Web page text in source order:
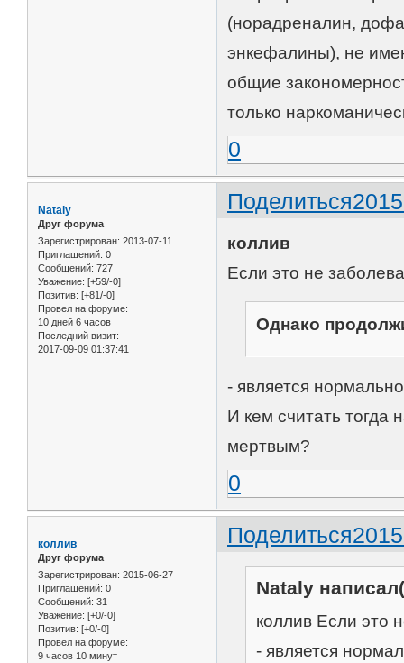
(норадреналин,
энкефалины), не
общие
только
0
Поделиться
Nataly
Друг форума
Зарегистрирован: 2013-07-11
Приглашений: 0
Сообщений: 727
Уважение: [+59/-0]
Позитив: [+81/-0]
Провел на форуме:
10 дней 6 часов
Последний визит:
2017-09-09 01:37:41
коллив
Если это не
Однако
- является
И кем считать тогда
мертвым?
0
Поделиться
коллив
Друг форума
Зарегистрирован: 2015-06-27
Приглашений: 0
Сообщений: 31
Уважение: [+0/-0]
Позитив: [+0/-0]
Провел на форуме:
9 часов 10 минут
Nataly
коллив Если это
- является